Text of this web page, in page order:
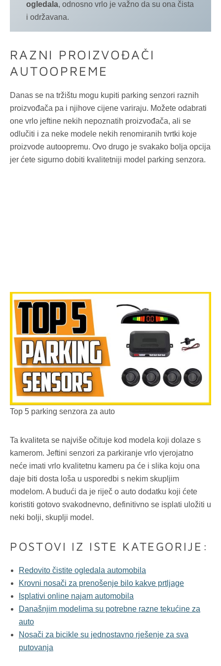
ogledala, odnosno vrlo je važno da su ona čista
i održavana.
RAZNI PROIZVOĐAČI
AUTOOPREME
Danas se na tržištu mogu kupiti parking senzori raznih
proizvođača pa i njihove cijene variraju. Možete odabrati
one vrlo jeftine nekih nepoznatih proizvođača, ali se
odlučiti i za neke modele nekih renomiranih tvrtki koje
proizvode autoopremu. Ovo drugo je svakako bolja opcija
jer ćete sigurno dobiti kvalitetniji model parking senzora.
Top 5 parking senzora za auto
Ta kvaliteta se najviše očituje kod modela koji dolaze s
kamerom. Jeftini senzori za parkiranje vrlo vjerojatno
neće imati vrlo kvalitetnu kameru pa će i slika koju ona
daje biti dosta loša u usporedbi s nekim skupljim
modelom. A budući da je riječ o auto dodatku koji ćete
koristiti gotovo svakodnevno, definitivno se isplati uložiti u
neki bolji, skuplji model.
POSTOVI IZ ISTE KATEGORIJE:
Redovito čistite ogledala automobila
Krovni nosači za prenošenje bilo kakve prtljage
Isplativi online najam automobila
Današnjim modelima su potrebne razne tekućine za
auto
Nosači za bicikle su jednostavno rješenje za sva
putovanja